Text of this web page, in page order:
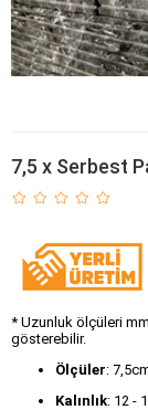
7,5 x Serbest
* Uzunluk ölçüleri
gösterebilir.
Ölçüler:
Kalınlık: 12 -